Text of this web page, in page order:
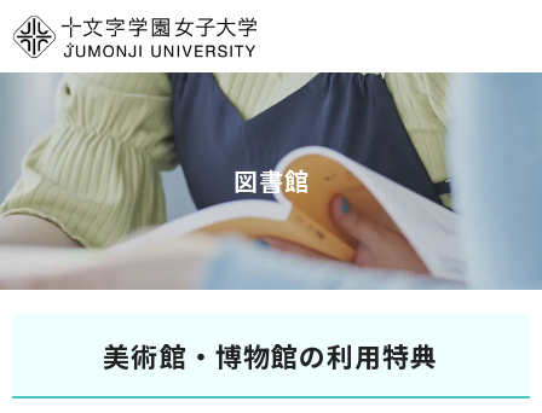
ロ
ナ
ビ
ゲ
ー
ン
文
ー
ビ
ゲ
ー
シ
へ
ッ
図書館
美術館・博物館の利用特典